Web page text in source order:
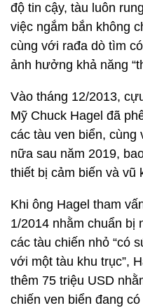
độ tin cậy, tàu luôn
việc ngắm bắn không
cùng với rađa dò tìm
ảnh hưởng khả năng
Vào tháng 12/2013,
Mỹ Chuck Hagel đã
các tàu ven biển, cùng
nữa sau năm 2019,
thiết bị cảm biến và vũ
Khi ông Hagel tham
1/2014 nhằm chuẩn bị
các tàu chiến nhỏ “có
với một tàu khu trục”,
thêm 75 triệu USD
chiến ven biển đang